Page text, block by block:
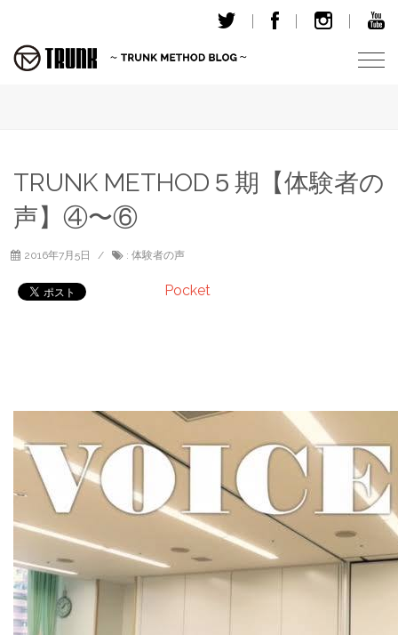
T
n
TRUNK METHOD５期【体験者の
声】④〜⑥
2016年7月5日 : 体験者の声
Pocket